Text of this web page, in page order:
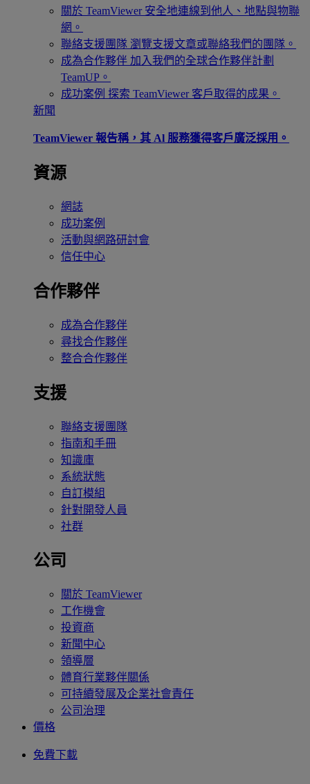
關於 TeamViewer 安全地連線到他人、地點與物聯
網。
聯絡支援團隊 瀏覽支援文章或聯絡我們的團隊。
成為合作夥伴 加入我們的全球合作夥伴計劃
TeamUP。
成功案例 探索 TeamViewer 客戶取得的成果。
新聞
TeamViewer 報告稱，其 Al 服務獲得客戶廣泛採用。
資源
網誌
成功案例
活動與網路研討會
信任中心
合作夥伴
成為合作夥伴
尋找合作夥伴
整合合作夥伴
支援
聯絡支援團隊
指南和手冊
知識庫
系統狀態
自訂模組
針對開發人員
社群
公司
關於 TeamViewer
工作機會
投資商
新聞中心
領導層
體育行業夥伴關係
可持續發展及企業社會責任
公司治理
價格
免費下載